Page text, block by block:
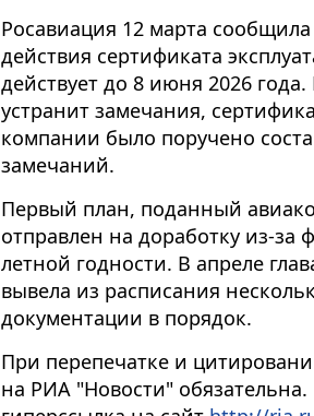
Росавиация 12 марта
действия сертификата
действует до 8 июня 2026
устранит замечания,
компании было поручено
замечаний.
Первый план, поданный
отправлен на доработку из-за
летной годности. В апреле
вывела из расписания
документации в порядок.
При перепечатке и
на РИА "Новости"